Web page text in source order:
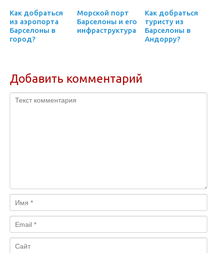
Как добраться
из аэропорта
Барселоны в
город?
Морской порт
Барселоны и его
инфраструктура
Как добраться
туристу из
Барселоны в
Андорру?
Добавить комментарий